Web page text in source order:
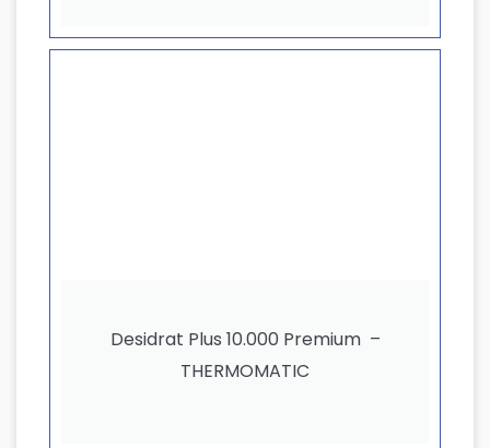
Desidrat Plus 10.000 Premium –
THERMOMATIC